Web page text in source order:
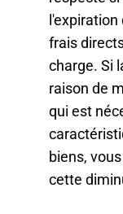
frais
charge. Si
raison de
qui est
biens,
cette